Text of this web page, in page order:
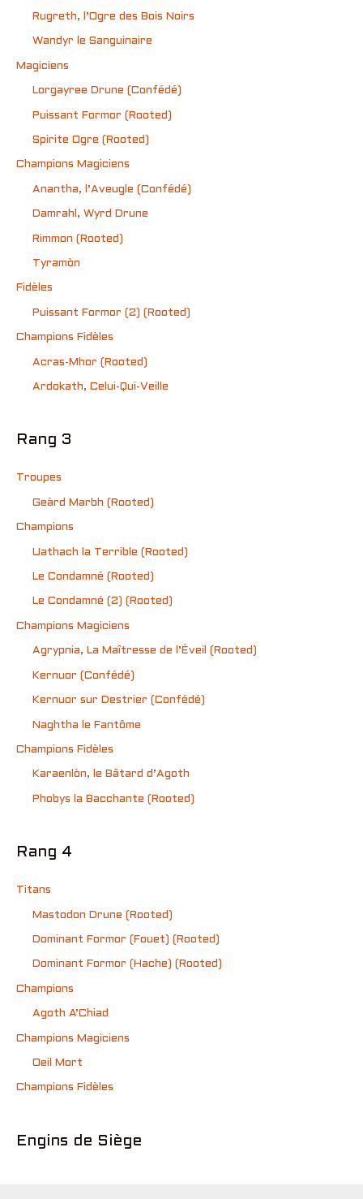
Rugreth, l’Ogre des Bois Noirs
Wandyr le Sanguinaire
Magiciens
Lorgayree Drune (Confédé)
Puissant Formor (Rooted)
Spirite Ogre (Rooted)
Champions Magiciens
Anantha, l’Aveugle (Confédé)
Damrahl, Wyrd Drune
Rimmon (Rooted)
Tyramòn
Fidèles
Puissant Formor (2) (Rooted)
Champions Fidèles
Acras-Mhor (Rooted)
Ardokath, Celui-Qui-Veille
Rang 3
Troupes
Geàrd Marbh (Rooted)
Champions
Uathach la Terrible (Rooted)
Le Condamné (Rooted)
Le Condamné (2) (Rooted)
Champions Magiciens
Agrypnia, La Maîtresse de l’Éveil (Rooted)
Kernuor (Confédé)
Kernuor sur Destrier (Confédé)
Naghtha le Fantôme
Champions Fidèles
Karaenlòn, le Bâtard d’Agoth
Phobys la Bacchante (Rooted)
Rang 4
Titans
Mastodon Drune (Rooted)
Dominant Formor (Fouet) (Rooted)
Dominant Formor (Hache) (Rooted)
Champions
Agoth A’Chiad
Champions Magiciens
Oeil Mort
Champions Fidèles
Engins de Siège